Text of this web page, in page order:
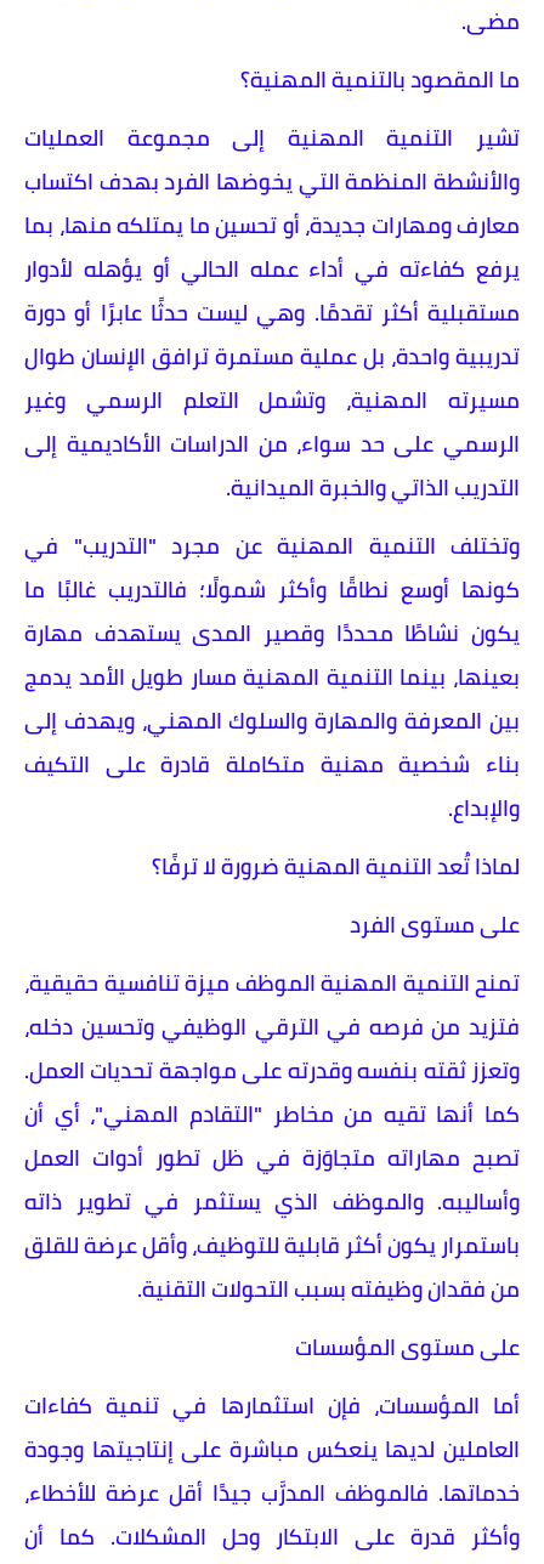
مضى.
ما المقصود بالتنمية المهنية؟
تشير التنمية المهنية إلى مجموعة العمليات
والأنشطة المنظمة التي يخوضها الفرد بهدف اكتساب
معارف ومهارات جديدة، أو تحسين ما يمتلكه منها، بما
يرفع كفاءته في أداء عمله الحالي أو يؤهله لأدوار
مستقبلية أكثر تقدمًا. وهي ليست حدثًا عابرًا أو دورة
تدريبية واحدة، بل عملية مستمرة ترافق الإنسان طوال
مسيرته المهنية، وتشمل التعلم الرسمي وغير
الرسمي على حد سواء، من الدراسات الأكاديمية إلى
التدريب الذاتي والخبرة الميدانية.
وتختلف التنمية المهنية عن مجرد "التدريب" في
كونها أوسع نطاقًا وأكثر شمولًا؛ فالتدريب غالبًا ما
يكون نشاطًا محددًا وقصير المدى يستهدف مهارة
بعينها، بينما التنمية المهنية مسار طويل الأمد يدمج
بين المعرفة والمهارة والسلوك المهني، ويهدف إلى
بناء شخصية مهنية متكاملة قادرة على التكيف
والإبداع.
لماذا تُعد التنمية المهنية ضرورة لا ترفًا؟
على مستوى الفرد
تمنح التنمية المهنية الموظف ميزة تنافسية حقيقية،
فتزيد من فرصه في الترقي الوظيفي وتحسين دخله،
وتعزز ثقته بنفسه وقدرته على مواجهة تحديات العمل.
كما أنها تقيه من مخاطر "التقادم المهني"، أي أن
تصبح مهاراته متجاوَزة في ظل تطور أدوات العمل
وأساليبه. والموظف الذي يستثمر في تطوير ذاته
باستمرار يكون أكثر قابلية للتوظيف، وأقل عرضة للقلق
من فقدان وظيفته بسبب التحولات التقنية.
على مستوى المؤسسات
أما المؤسسات، فإن استثمارها في تنمية كفاءات
العاملين لديها ينعكس مباشرة على إنتاجيتها وجودة
خدماتها. فالموظف المدرَّب جيدًا أقل عرضة للأخطاء،
وأكثر قدرة على الابتكار وحل المشكلات. كما أن